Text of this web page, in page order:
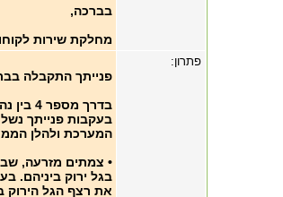
בברכה,
מחלקת שירות
פנייתך התקבלה
בדרך
בעקבות פנייתך
המערכת ולהלן
• צמתים מזרעה,
בגל ירוק ביניהם.
פתרון: